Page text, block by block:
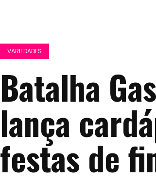
VARIEDADES
Batalha
lança
festas de